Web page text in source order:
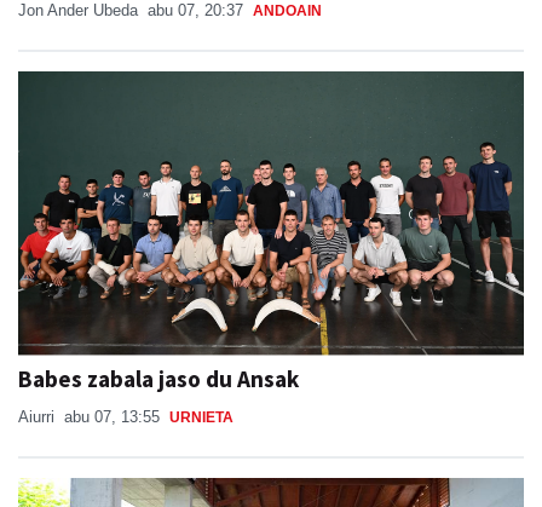
Jon Ander Ubeda abu 07, 20:37 ANDOAIN
Babes zabala jaso du Ansak
Aiurri abu 07, 13:55 URNIETA